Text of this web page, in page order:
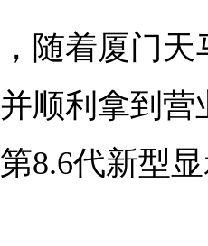
随着厦门
顺利拿到营
8.6代新型